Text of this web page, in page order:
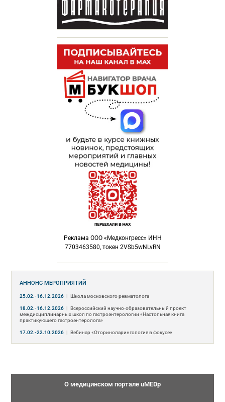
Реклама ООО «Медконгресс» ИНН
7703463580, токен 2VSb5wNLvRN
АННОНС МЕРОПРИЯТИЙ
25.02.-16.12.2026 Школа московского ревматолога
18.02.-16.12.2026
Всероссийский научно-образовательный проект
междисциплинарных школ по гастроэнтерологии «Настольная книга
практикующего гастроэнтеролога»
17.02.-22.10.2026 Вебинар «Оториноларингология в фокусе»
О медицинском портале uMEDp